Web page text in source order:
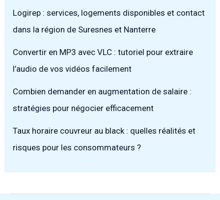
Logirep : services, logements disponibles et contact
dans la région de Suresnes et Nanterre
Convertir en MP3 avec VLC : tutoriel pour extraire
l’audio de vos vidéos facilement
Combien demander en augmentation de salaire :
stratégies pour négocier efficacement
Taux horaire couvreur au black : quelles réalités et
risques pour les consommateurs ?